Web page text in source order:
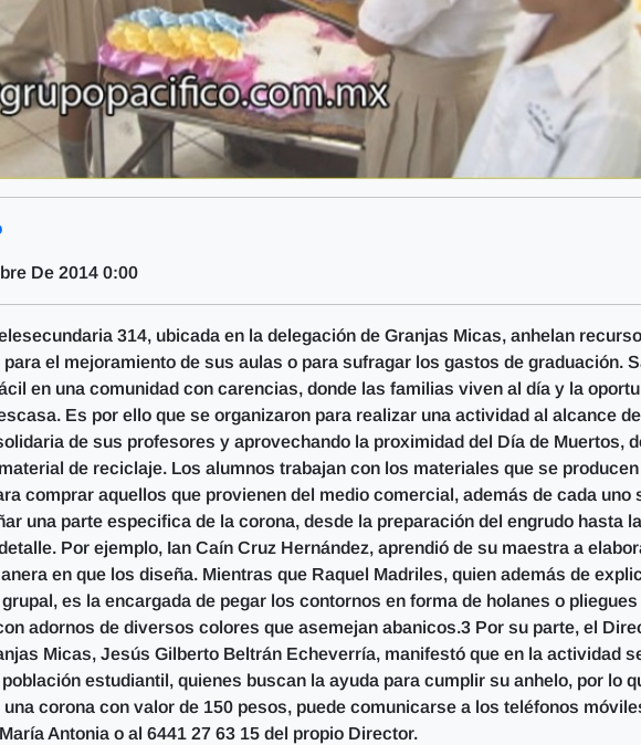
De 2014 0:00
314, ubicada en la delegación de Granjas Micas, anhelan
el mejoramiento de sus aulas o para sufragar los gastos de graduación.
en una comunidad con carencias, donde las familias viven al día y la
Es por ello que se organizaron para realizar una actividad al alcance
de sus profesores y aprovechando la proximidad del Día de Muertos,
de reciclaje. Los alumnos trabajan con los materiales que se producen
comprar aquellos que provienen del medio comercial, además de cada uno
una parte especifica de la corona, desde la preparación del engrudo hasta la
Por ejemplo, Ian Caín Cruz Hernández, aprendió de su maestra a
en que los diseña. Mientras que Raquel Madriles, quien además de
es la encargada de pegar los contornos en forma de holanes o pliegues
adornos de diversos colores que asemejan abanicos.3 Por su parte, el
Micas, Jesús Gilberto Beltrán Echeverría, manifestó que en la actividad
estudiantil, quienes buscan la ayuda para cumplir su anhelo, por lo
corona con valor de 150 pesos, puede comunicarse a los teléfonos
Antonia o al 6441 27 63 15 del propio Director.